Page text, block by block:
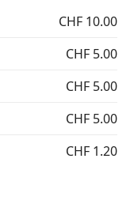
CHF 10.00
CHF 5.00
CHF 5.00
CHF 5.00
CHF 1.20